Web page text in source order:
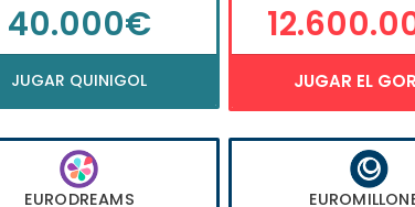
40.000€
JUGAR QUINIGOL JUGAR EL
EURODREAMS